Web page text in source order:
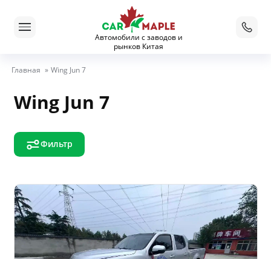
Автомобили с заводов и
рынков Китая
Главная » Wing Jun 7
Wing Jun 7
Фильтр